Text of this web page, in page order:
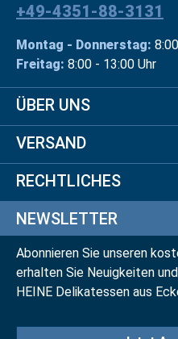
+49-4351-88-3131
Montag - Donnerstag:
Freitag: 8:00 - 13:00 Uhr
ÜBER UNS
VERSAND
RECHTLICHES
NEWSLETTER
Abonnieren Sie unseren
erhalten Sie Neuigkeiten
HEINE Delikatessen aus